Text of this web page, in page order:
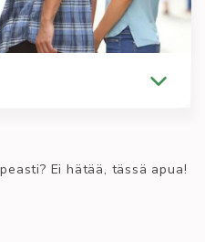
maanantain
Ei hätää, tässä apua!